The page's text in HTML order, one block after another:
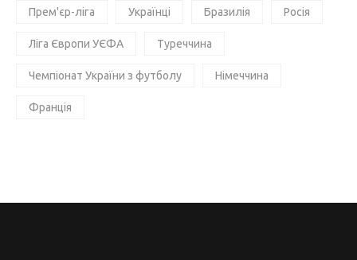
Прем'єр-ліга Українці Бразилія Росія
Ліга Європи УЄФА Туреччина
Чемпіонат України з футболу Німеччина
Франція